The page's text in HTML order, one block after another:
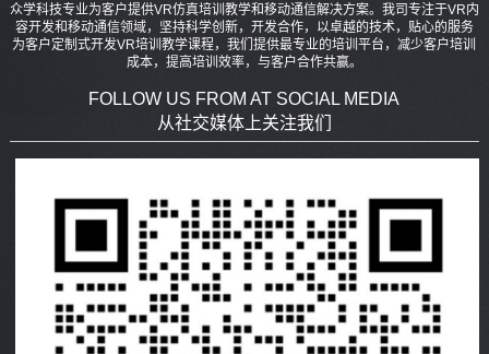
众学科技专业为客户提供VR仿真培训教学和移动通信解决方案。我司专注于VR内
容开发和移动通信领域，坚持科学创新，开发合作，以卓越的技术，贴心的服务
为客户定制式开发VR培训教学课程，我们提供最专业的培训平台，减少客户培训
成本，提高培训效率，与客户合作共赢。
FOLLOW US FROM AT SOCIAL MEDIA
从社交媒体上关注我们